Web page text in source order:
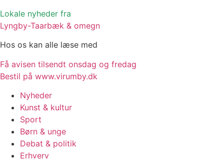
Lokale nyheder fra
Lyngby-Taarbæk & omegn
Hos os kan alle læse med
Få avisen tilsendt onsdag og fredag
Bestil på www.virumby.dk
Nyheder
Kunst & kultur
Sport
Børn & unge
Debat & politik
Erhverv